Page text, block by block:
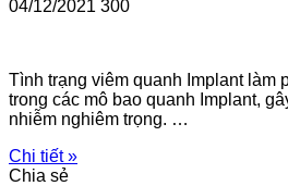
04/12/2021 300
Tình trạng viêm quanh Implant làm
trong các mô bao quanh Implant,
nhiễm nghiêm trọng. …
Chi tiết »
Chia sẻ